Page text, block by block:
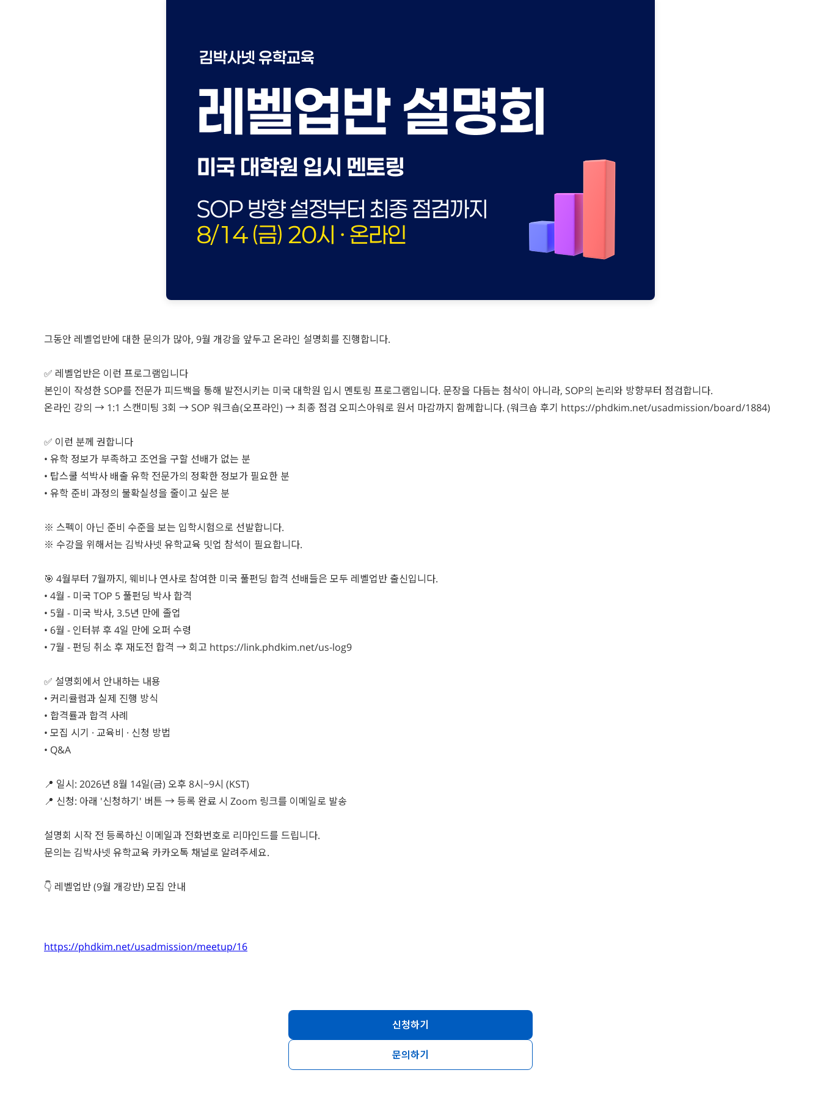
그동안 레벨업반에 대한 문의가 많아, 9월 개강을 앞두고 온라인 설명회를 진행합니다.
✅ 레벨업반은 이런 프로그램입니다
본인이 작성한 SOP를 전문가 피드백을 통해 발전시키는 미국 대학원 입시 멘토링 프로그램입니다. 문장을 다듬는 첨삭이 아니라, SOP의 논리와 방향부터 점검합니다.
온라인 강의 → 1:1 스캔미팅 3회 → SOP 워크숍(오프라인) → 최종 점검 오피스아워로 원서 마감까지 함께합니다. (워크숍 후기 https://phdkim.net/usadmission/board/1884)
✅ 이런 분께 권합니다
• 유학 정보가 부족하고 조언을 구할 선배가 없는 분
• 탑스쿨 석박사 배출 유학 전문가의 정확한 정보가 필요한 분
• 유학 준비 과정의 불확실성을 줄이고 싶은 분
※ 스펙이 아닌 준비 수준을 보는 입학시험으로 선발합니다.
※ 수강을 위해서는 김박사넷 유학교육 밋업 참석이 필요합니다.
🎯 4월부터 7월까지, 웨비나 연사로 참여한 미국 풀펀딩 합격 선배들은 모두 레벨업반 출신입니다.
• 4월 - 미국 TOP 5 풀펀딩 박사 합격
• 5월 - 미국 박사, 3.5년 만에 졸업
• 6월 - 인터뷰 후 4일 만에 오퍼 수령
• 7월 - 펀딩 취소 후 재도전 합격 → 회고 https://link.phdkim.net/us-log9
✅ 설명회에서 안내하는 내용
• 커리큘럼과 실제 진행 방식
• 합격률과 합격 사례
• 모집 시기 · 교육비 · 신청 방법
• Q&A
📍 일시: 2026년 8월 14일(금) 오후 8시~9시 (KST)
📍 신청: 아래 '신청하기' 버튼 → 등록 완료 시 Zoom 링크를 이메일로 발송
설명회 시작 전 등록하신 이메일과 전화번호로 리마인드를 드립니다.
문의는 김박사넷 유학교육 카카오톡 채널로 알려주세요.
👇 레벨업반 (9월 개강반) 모집 안내
https://phdkim.net/usadmission/meetup/16
신청하기
문의하기